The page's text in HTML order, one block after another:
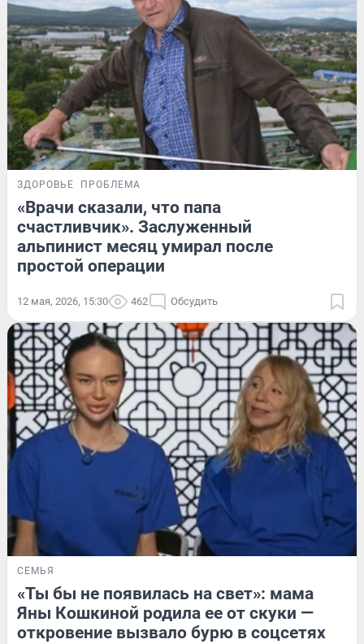
ЗДОРОВЬЕ ПРОБЛЕМА
«Врачи сказали, что папа
счастливчик». Заслуженный
альпинист месяц умирал после
простой операции
12 мая, 2026, 15:30 462 Обсудить
СЕМЬЯ
«Ты бы не появилась на свет»: мама
Яны Кошкиной родила ее от скуки —
откровение вызвало бурю в соцсетях